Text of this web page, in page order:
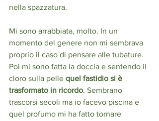
nella spazzatura.
Mi sono arrabbiata, molto. In un
momento del genere non mi sembrava
proprio il caso di pensare alle tubature.
Poi mi sono fatta la doccia e sentendo il
cloro sulla pelle quel fastidio si è
trasformato in ricordo. Sembrano
trascorsi secoli ma io facevo piscina e
quel profumo mi ha fatto tornare